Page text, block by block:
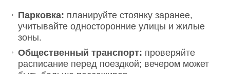
Парковка: планируйте стоянку заранее,
учитывайте односторонние улицы и жилые
зоны.
Общественный транспорт: проверяйте
расписание перед поездкой; вечером может